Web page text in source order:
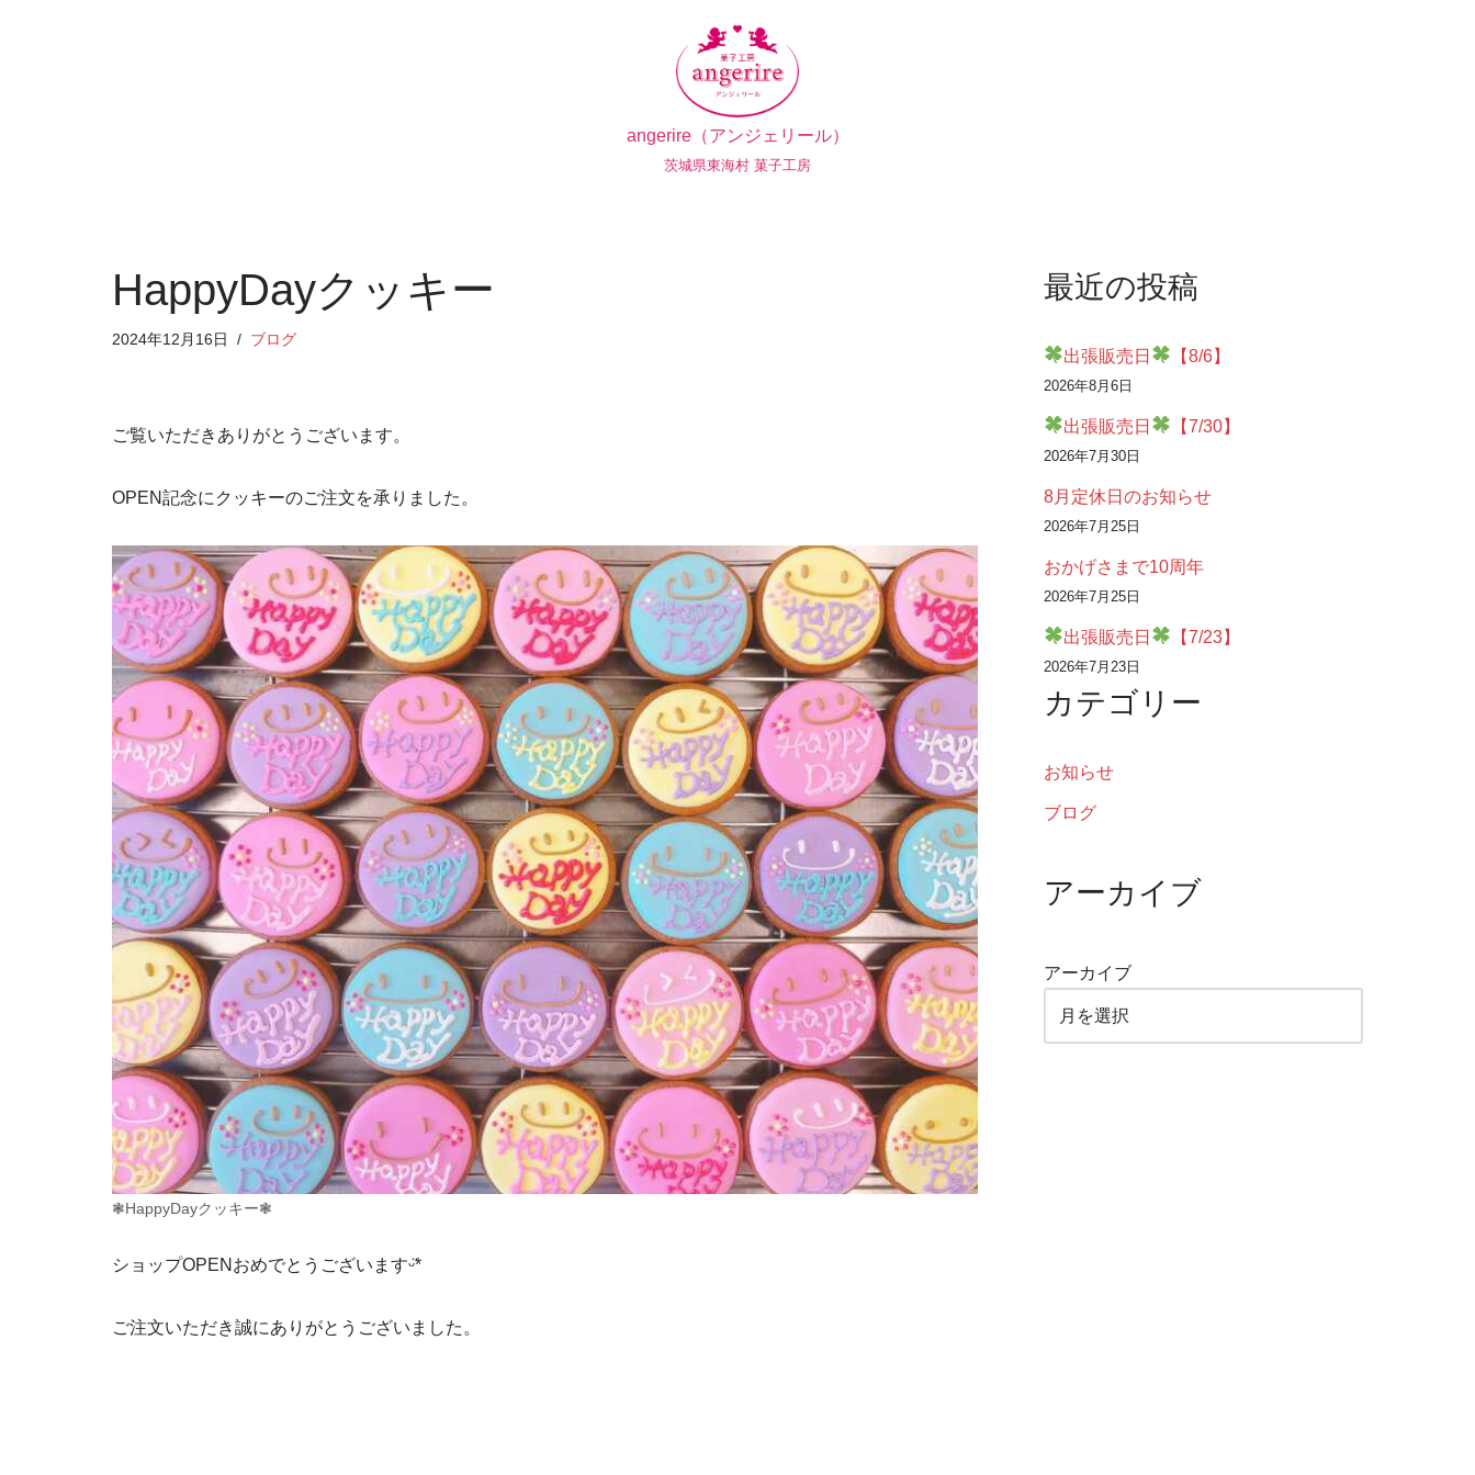
angerire（アンジェリール）
茨城県東海村 菓子工房
HappyDayクッキー
2024年12月16日 ブログ
ご覧いただきありがとうございます。
OPEN記念にクッキーのご注文を承りました。
❃HappyDayクッキー❃
ショップOPENおめでとうございますᵕ̈*
ご注文いただき誠にありがとうございました。
最近の投稿
出張販売日 【8/6】
2026年8月6日
出張販売日 【7/30】
2026年7月30日
8月定休日のお知らせ
2026年7月25日
おかげさまで10周年
2026年7月25日
出張販売日 【7/23】
2026年7月23日
カテゴリー
お知らせ
ブログ
アーカイブ
アーカイブ